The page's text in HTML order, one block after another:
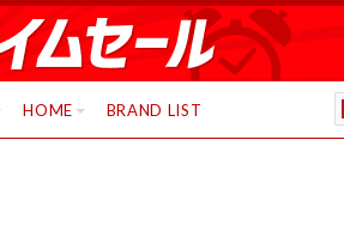
HOME BRAND LIST